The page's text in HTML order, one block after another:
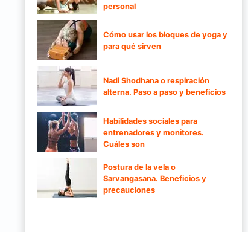
personal
Cómo usar los bloques de yoga y
para qué sirven
Nadi Shodhana o respiración
alterna. Paso a paso y beneficios
Habilidades sociales para
entrenadores y monitores.
Cuáles son
Postura de la vela o
Sarvangasana. Beneficios y
precauciones